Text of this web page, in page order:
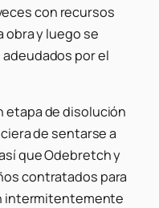
con recursos
obra y luego se
por el
etapa de disolución
de sentarse a
que Odebretch y
contratados para
intermitentemente